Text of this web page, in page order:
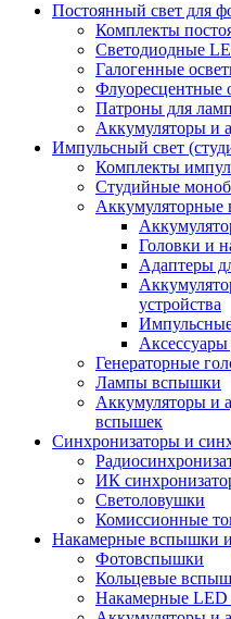
Постоянный свет для
Комплекты
Светодиодные
Галогенные
Флуоресцентные
Патроны для
Аккумуляторы и
Импульсный свет
Комплекты
Студийные
Аккумуляторные
Головки и
Адаптеры
устройства
Генераторные
Лампы вспышки
Аккумуляторы и
вспышек
Синхронизаторы и
ИК
Светоловушки
Комиссионные
Накамерные вспышки и
Фотовспышки
Кольцевые
Накамерные LED